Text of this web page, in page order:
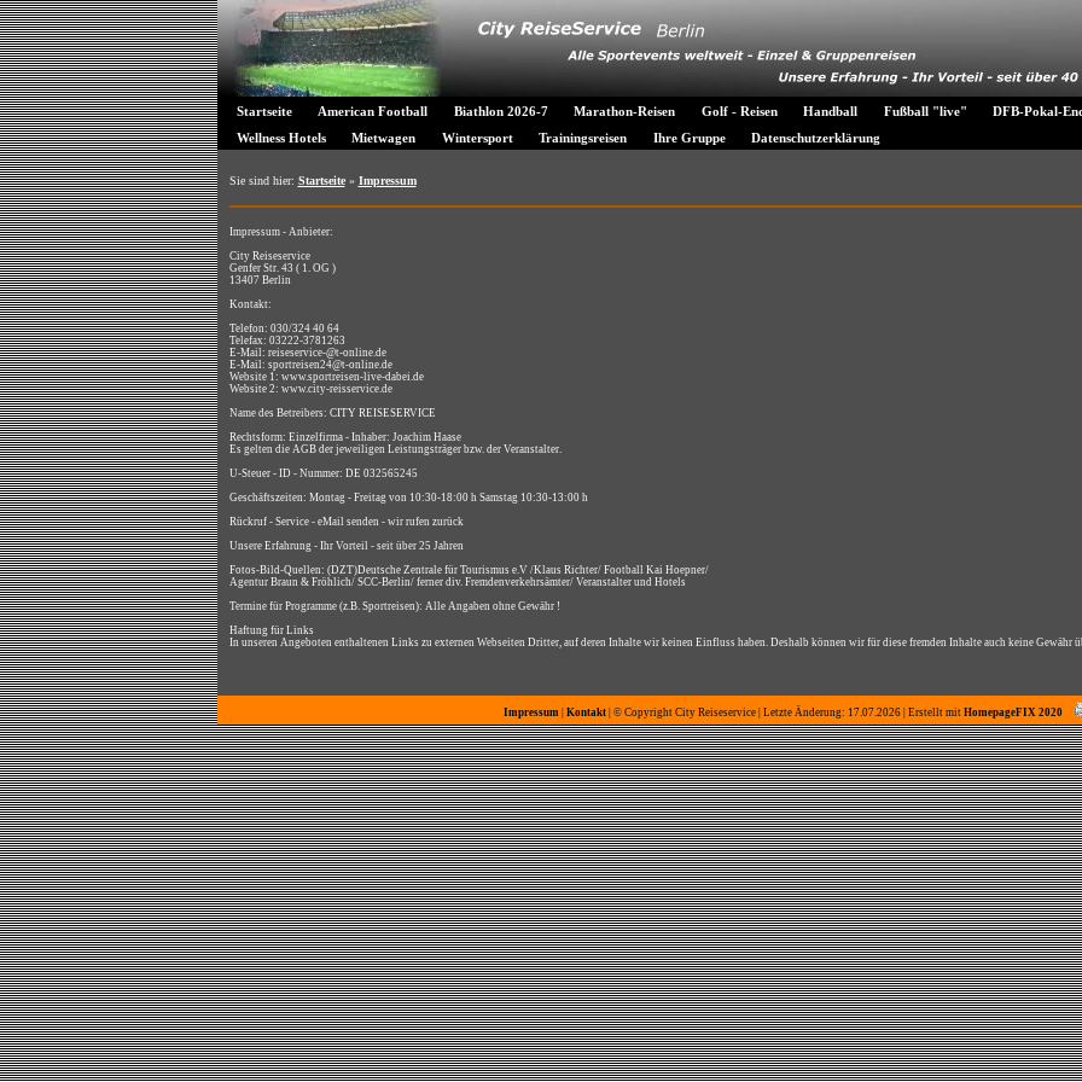
Startseite American Football Biathlon 2026-7 Marathon-Reisen Golf - Reisen Handball Fußball "live" DFB-Pokal-
Wellness Hotels
Mietwagen Wintersport Trainingsreisen Ihre Gruppe Datenschutzerklärung
Sie sind hier: Startseite» Impressum
Impressum - Anbieter:
City Reiseservice
Genfer Str. 43 ( 1. OG )
13407 Berlin
Kontakt:
Telefon: 030/324 40 64
Telefax: 03222-3781263
E-Mail: reiseservice-@t-online.de
E-Mail: sportreisen24@t-online.de
Website 1: www.sportreisen-live-dabei.de
Website 2: www.city-reisservice.de
Name des Betreibers: CITY REISESERVICE
Rechtsform: Einzelfirma - Inhaber: Joachim Haase
Es gelten die AGB der jeweiligen Leistungsträger bzw. der Veranstalter.
U-Steuer - ID - Nummer: DE 032565245
Geschäftszeiten: Montag - Freitag von 10:30-18:00 h Samstag 10:30-13:00 h
Rückruf - Service - eMail senden - wir rufen zurück
Unsere Erfahrung - Ihr Vorteil - seit über 25 Jahren
Fotos-Bild-Quellen: (DZT)Deutsche Zentrale für Tourismus e.V /Klaus Richter/ Football Kai Hoepner/
Agentur Braun & Fröhlich/ SCC-Berlin/ ferner div. Fremdenverkehrsämter/ Veranstalter und Hotels
Termine für Programme (z.B. Sportreisen): Alle Angaben ohne Gewähr !
Haftung für Links
In unseren Angeboten enthaltenen Links zu externen Webseiten Dritter, auf deren Inhalte wir keinen Einfluss haben. Deshalb können wir für diese fremden Inhalte auch keine Gewähr
Impressum Kontakt | © Copyright City Reiseservice | Letzte Änderung: 17.07.2026 | Erstellt mit HomepageFIX 2020